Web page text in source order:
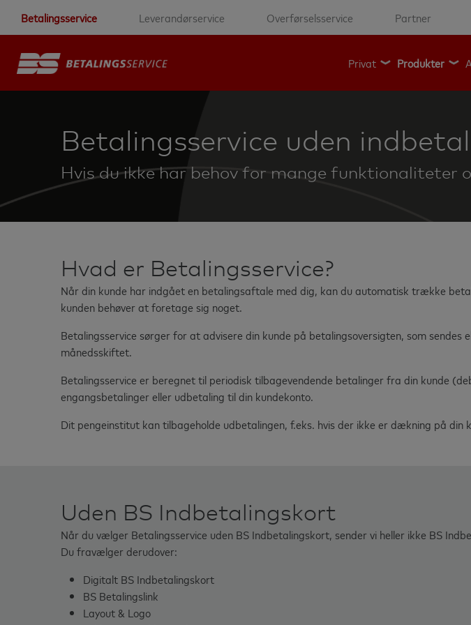
Betalingsservice Leverandørservice Overførselsservice Partner
Privat Produkter
Betalingsservice uden
Hvis du ikke har behov for mange funktionaliteter
Hvad er Betalingsservice?
Når din kunde har indgået en betalingsaftale med dig, kan du automatisk trække
kunden behøver at foretage sig noget.
Betalingsservice sørger for at advisere din kunde på betalingsoversigten, som sendes
månedsskiftet.
Betalingsservice er beregnet til periodisk tilbagevendende betalinger fra din kunde
engangsbetalinger eller udbetaling til din kundekonto.
Dit pengeinstitut kan tilbageholde udbetalingen, f.eks. hvis der ikke er dækning på din
Uden BS Indbetalingskort
Når du vælger Betalingsservice uden BS Indbetalingskort, sender vi heller ikke BS
Du fravælger derudover:
Digitalt BS Indbetalingskort
BS Betalingslink
Layout & Logo